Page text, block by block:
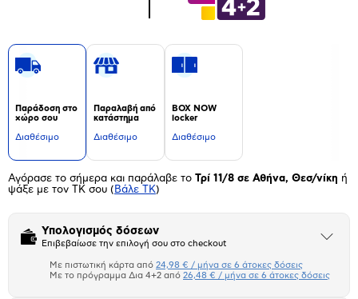
Παράδοση στο
χώρο σου
Διαθέσιμο
Παραλαβή από
κατάστημα
Διαθέσιμο
BOX NOW
locker
Διαθέσιμο
Αγόρασε το σήμερα και παράλαβε το Τρί 11/8 σε Αθήνα, Θεσ/νίκη ή
ψάξε με τον ΤΚ σου ( Βάλε ΤΚ)
Υπολογισμός δόσεων
Επιβεβαίωσε την επιλογή σου στο checkout
Άνοιξε
Πιστωτική κάρτα
Με πιστωτική κάρτα από 24,98 € / μήνα σε 6 άτοκες δόσεις
Με το πρόγραμμα Δια 4+2 από 26,48 € / μήνα σε 6 άτοκες δόσεις